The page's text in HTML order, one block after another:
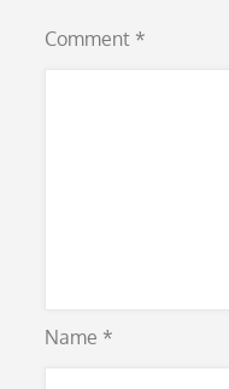
Comment *
Name *